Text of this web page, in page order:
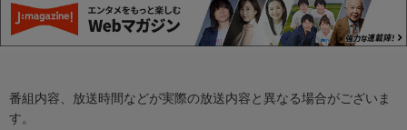
番組内容、放送時間などが実際の放送内容と異なる場合がございま
す。